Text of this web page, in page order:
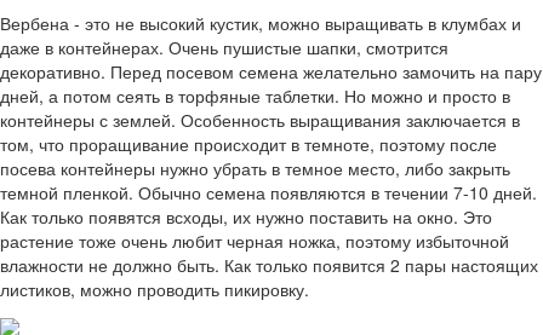
Вербена - это не высокий кустик, можно выращивать в клумбах и
даже в контейнерах. Очень пушистые шапки, смотрится
декоративно. Перед посевом семена желательно замочить на пару
дней, а потом сеять в торфяные таблетки. Но можно и просто в
контейнеры с землей. Особенность выращивания заключается в
том, что проращивание происходит в темноте, поэтому после
посева контейнеры нужно убрать в темное место, либо закрыть
темной пленкой. Обычно семена появляются в течении 7-10 дней.
Как только появятся всходы, их нужно поставить на окно. Это
растение тоже очень любит черная ножка, поэтому избыточной
влажности не должно быть. Как только появится 2 пары настоящих
листиков, можно проводить пикировку.